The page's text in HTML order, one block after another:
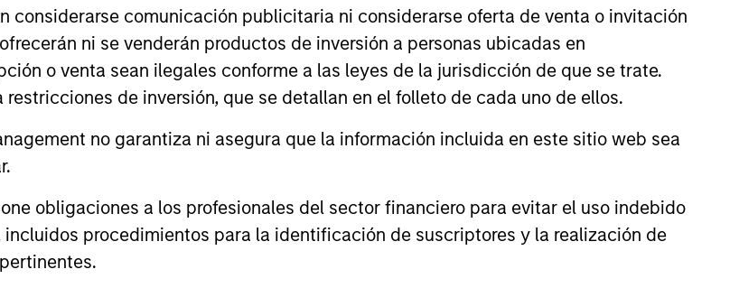
considerarse comunicación publicitaria ni considerarse oferta de venta o invitación
ni se venderán productos de inversión a personas ubicadas en
o venta sean ilegales conforme a las leyes de la jurisdicción de que se trate.
de inversión, que se detallan en el folleto de cada uno de ellos.
no garantiza ni asegura que la información incluida en este sitio web sea
obligaciones a los profesionales del sector financiero para evitar el uso indebido
procedimientos para la identificación de suscriptores y la realización de